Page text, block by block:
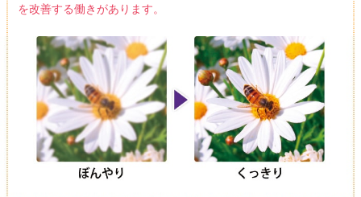
を改善する働きがあります。